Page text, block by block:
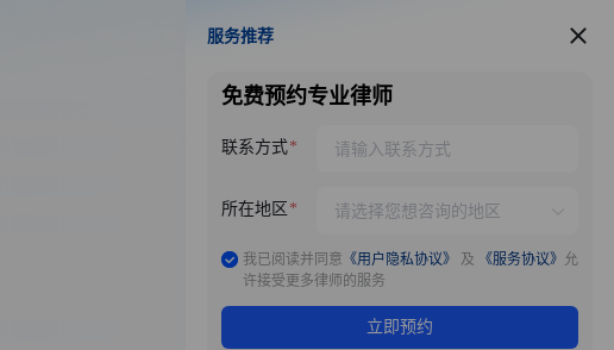
服务推荐
服务推荐
免费预约专业律师
联系方式
所在地区
我已阅读并同意 《用户隐私协议》 及 《服务协议》 允
许接受更多律师的服务
立即预约